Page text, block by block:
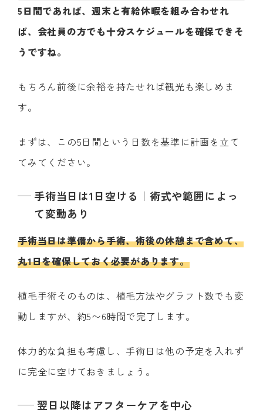
5日間であれば、週末と有給休暇を組み合わせれ
ば、会社員の方でも十分スケジュールを確保できそ
うですね。
もちろん前後に余裕を持たせれば観光も楽しめま
す。
まずは、この5日間という日数を基準に計画を立て
てみてください。
手術当日は1日空ける｜術式や範囲によっ
て変動あり
手術当日は準備から手術、術後の休憩まで含めて、
丸1日を確保しておく必要があります。
植毛手術そのものは、植毛方法やグラフト数でも変
動しますが、約5〜6時間で完了します。
体力的な負担も考慮し、手術日は他の予定を入れず
に完全に空けておきましょう。
翌日以降はアフターケアを中心